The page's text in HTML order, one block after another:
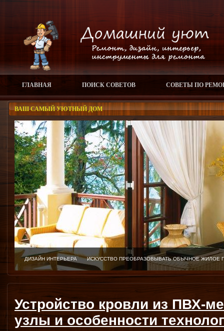
ГЛАВНАЯ ПОИСК СОВЕТОВ СОВЕТЫ ПО
ВАШ САМЫЙ УЮТНЫЙ ДОМ
ДИЗАЙН ИНТЕРЬЕРА ИСКУССТВО ПРЕОБРАЗОВЫВАТЬ ОБЫЧНОЕ
Устройство кровли из ПВХ-
узлы и особенности